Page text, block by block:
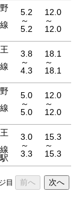
5.2
～
5.2
12.0
～
12.0
3.8
～
4.3
18.1
～
18.1
5.0
～
5.0
12.0
～
12.0
3.0
～
3.3
15.3
～
15.3
目 前へ 次へ